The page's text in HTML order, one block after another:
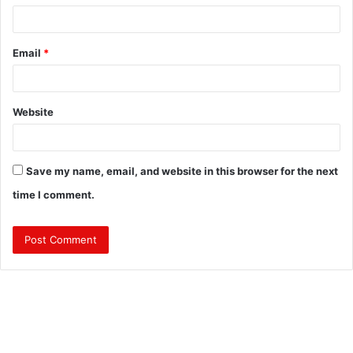
Email *
Website
Save my name, email, and website in this browser for the next
time I comment.